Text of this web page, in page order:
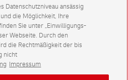
Datenschutzniveau ansässig
die Möglichkeit, Ihre
Sie unter „Einwilligungs-
Webseite. Durch den
die Rechtmäßigkeit der bis
nicht
Impressum